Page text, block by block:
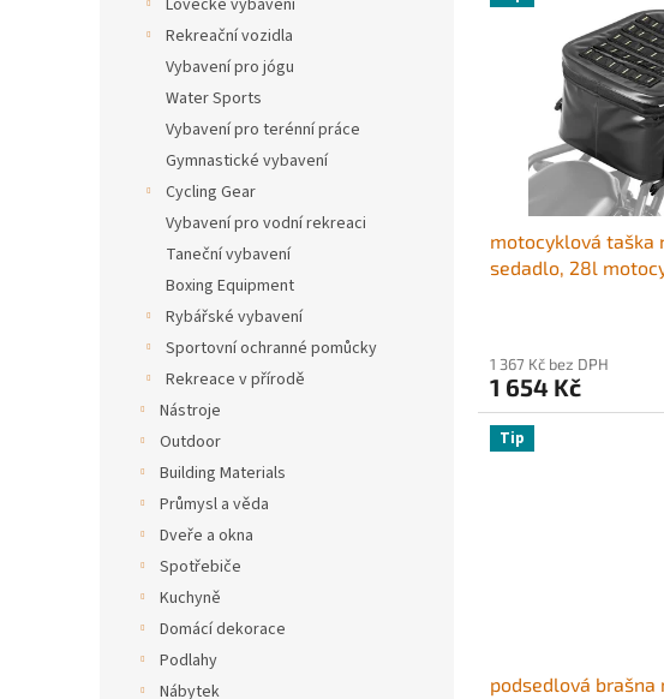
Lovecké vybavení
Rekreační vozidla
Vybavení pro jógu
Water Sports
Vybavení pro terénní práce
Gymnastické vybavení
Cycling Gear
Vybavení pro vodní rekreaci
Taneční vybavení
Boxing Equipment
Rybářské vybavení
Sportovní ochranné pomůcky
Rekreace v přírodě
Nástroje
Outdoor
Building Materials
Průmysl a věda
Dveře a okna
Spotřebiče
Kuchyně
Domácí dekorace
Podlahy
Nábytek
motocyklová taška
sedadlo, 28l
látkou, venkovní
taška na motocykl
nastavitelnou
zadní nosiče, černá
1 367 Kč bez DPH
1 654 Kč
Tip
podsedlová brašna